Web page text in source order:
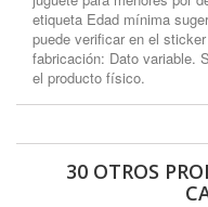
etiqueta Edad mínima
puede verificar en el
fabricación: Dato variable.
el producto físico.
30 OTROS